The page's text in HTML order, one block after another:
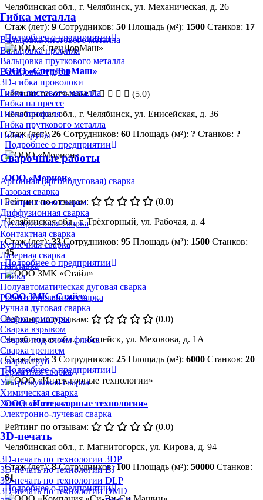
Гибка металла
Вальцовка листового металла
Вальцовка профиля
Вальцовка пруткового металла
Вальцовка трубы
3D-гибка проволоки
Гибка листового металла
Гибка на прессе
Гибка профиля
Гибка пруткового металла
Гибка трубы
Сварочные работы
Аргонная (аргонодуговая) сварка
Газовая сварка
Газопрессовая сварка
Диффузионная сварка
Дугопрессовая сварка
Контактная сварка
Кузнечная сварка
Лазерная сварка
Наплавка
Пайка
Полуавтоматическая дуговая сварка
Роботизированная сварка
Ручная дуговая сварка
Сварка арматуры
Сварка взрывом
Сварка под слоем флюса
Сварка трением
Сварка труб
Термитная сварка
Ультразвуковая сварка
Химическая сварка
Холодная сварка
Электронно-лучевая сварка
3D-печать
3D-печать по технологии 3DP
3D-печать по технологии BJ
3D-печать по технологии DLP
3D-печать по технологии DMD
Челябинская обл., г. Челябинск, ул. Механическая, д. 26
Стаж (лет): 9 Сотрудников: 50 Площадь (м²): 1500 Станков: 17
Подробнее о предприятии
ООО «СпецДорМаш»
Рейтинг по отзывам:
(5.0)
Челябинская обл., г. Челябинск, ул. Енисейская, д. 36
Стаж (лет):26 Сотрудников: 60 Площадь (м²): ? Станков: ?
Подробнее о предприятии
ООО «Морион»
Рейтинг по отзывам:
(0.0)
Челябинская обл., г. Трёхгорный, ул. Рабочая, д. 4
Стаж (лет):33 Сотрудников: 95 Площадь (м²): 1500 Станков:
45
Подробнее о предприятии
ООО ЗМК «Стайл»
Рейтинг по отзывам:
(0.0)
Челябинская обл., г. Копейск, ул. Меховова, д. 1А
Стаж (лет): 3 Сотрудников: 25 Площадь (м²): 6000 Станков: 20
Подробнее о предприятии
ООО «Интек горные технологии»
Рейтинг по отзывам:
(0.0)
Челябинская обл., г. Магнитогорск, ул. Кирова, д. 94
Стаж (лет):8 Сотрудников:100 Площадь (м²): 50000 Станков:
61
Подробнее о предприятии